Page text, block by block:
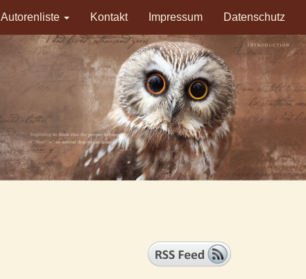
Autorenliste Kontakt Impressum Datenschutz